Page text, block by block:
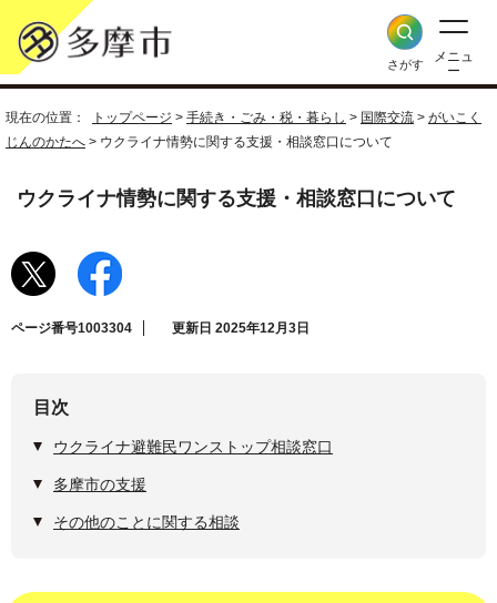
さがす
メニュ
ー
現在の位置： トップページ > 手続き・ごみ・税・暮らし > 国際交流 > がいこく
じんのかたへ > ウクライナ情勢に関する支援・相談窓口について
ウクライナ情勢に関する支援・相談窓口について
ページ番号1003304 更新日 2025年12月3日
目次
ウクライナ避難民ワンストップ相談窓口
多摩市の支援
その他のことに関する相談